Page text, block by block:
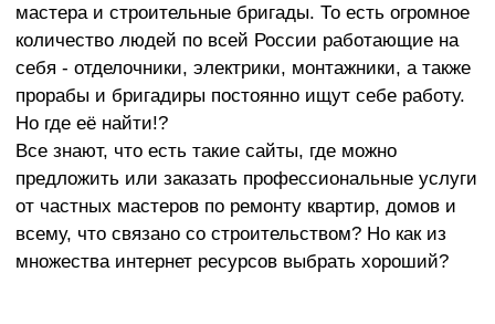
мастера и строительные бригады. То есть огромное
количество людей по всей России работающие на
себя - отделочники, электрики, монтажники, а также
прорабы и бригадиры постоянно ищут себе работу.
Но где её найти!?
Все знают, что есть такие сайты, где можно
предложить или заказать профессиональные услуги
от частных мастеров по ремонту квартир, домов и
всему, что связано со строительством? Но как из
множества интернет ресурсов выбрать хороший?